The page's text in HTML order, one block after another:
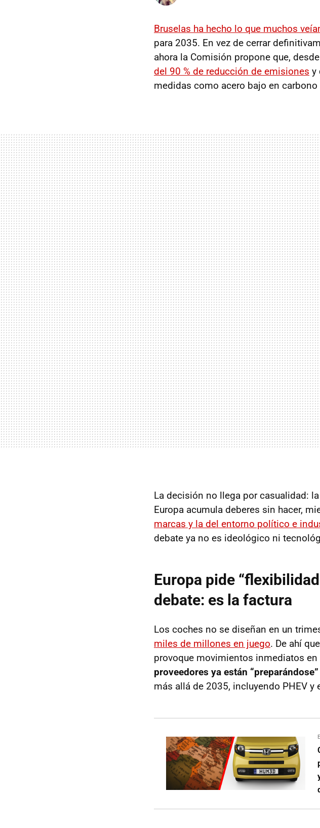
Bruselas ha hecho lo que muchos
para 2035. En vez de cerrar
ahora la Comisión propone que,
del 90 % de reducción de emisiones y
medidas como acero bajo en
La decisión no llega por casualidad:
Europa acumula deberes sin hacer,
marcas y la del entorno político e
debate ya no es ideológico ni
Europa pide
debate: es la factura
Los coches no se diseñan en un
miles de millones en juego. De ahí
provoque movimientos inmediatos
proveedores ya están
más allá de 2035, incluyendo PHEV